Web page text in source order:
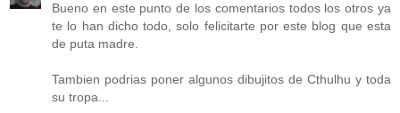
Bueno en este punto de los comentarios todos los otros ya
te lo han dicho todo, solo felicitarte por este blog que esta
de puta madre.
Tambien podrias poner algunos dibujitos de Cthulhu y toda
su tropa...